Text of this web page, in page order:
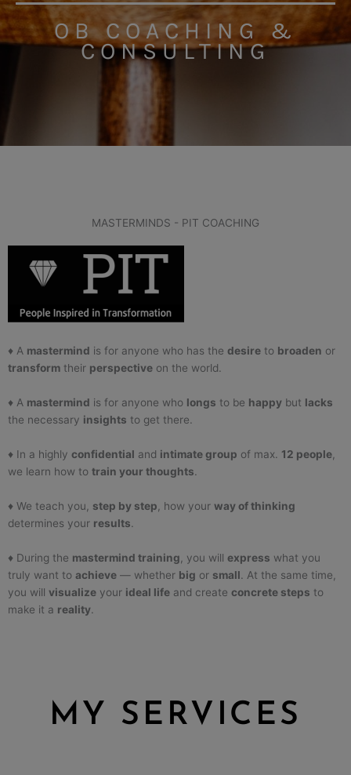
OB COACHING &
CONSULTING
MASTERMINDS - PIT COACHING
♦ A mastermind is for anyone who has the desire to broaden or
transform their perspective on the world.
♦ A mastermind is for anyone who longs to be happy but lacks
the necessary insights to get there.
♦ In a highly confidential and intimate group of max. 12 people
we learn how to train your thoughts.
♦ We teach you, step by step , how your way of thinking
determines your results.
♦ During the mastermind training , you will express what you
truly want to achieve — whether big or small. At the same time,
you will visualize your ideal life and create concrete steps to
make it a reality.
MY SERVICES